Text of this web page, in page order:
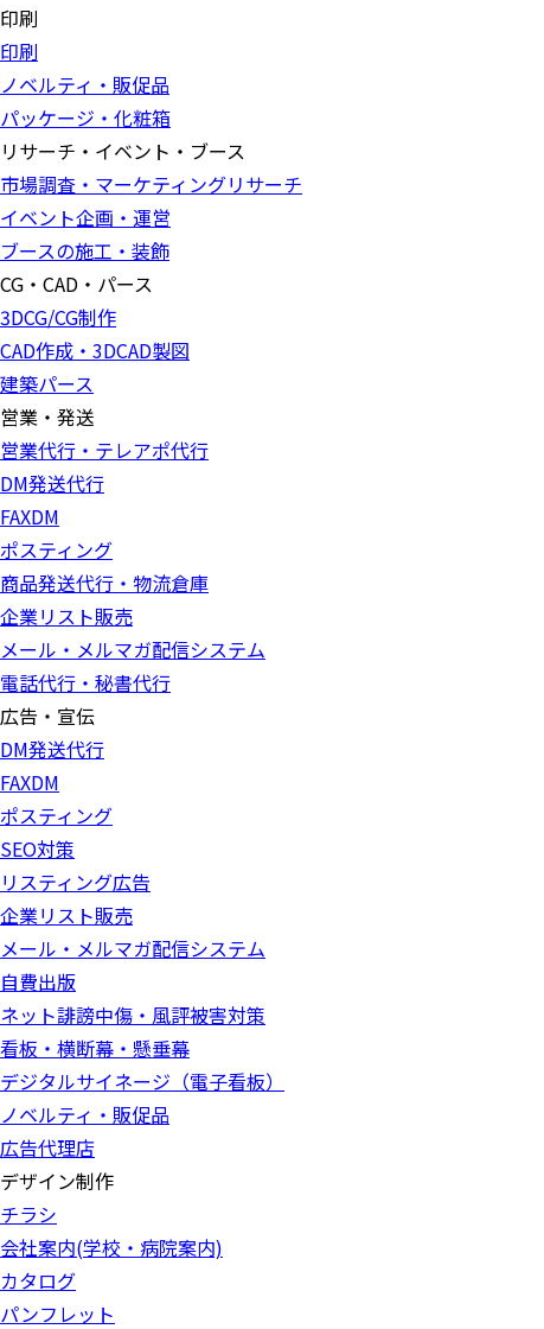
印刷
印刷
ノベルティ・販促品
パッケージ・化粧箱
リサーチ・イベント・ブース
市場調査・マーケティングリサーチ
イベント企画・運営
ブースの施工・装飾
CG・CAD・パース
3DCG/CG制作
CAD作成・3DCAD製図
建築パース
営業・発送
営業代行・テレアポ代行
DM発送代行
FAXDM
ポスティング
商品発送代行・物流倉庫
企業リスト販売
メール・メルマガ配信システム
電話代行・秘書代行
広告・宣伝
DM発送代行
FAXDM
ポスティング
SEO対策
リスティング広告
企業リスト販売
メール・メルマガ配信システム
自費出版
ネット誹謗中傷・風評被害対策
看板・横断幕・懸垂幕
デジタルサイネージ（電子看板）
ノベルティ・販促品
広告代理店
デザイン制作
チラシ
会社案内(学校・病院案内)
カタログ
パンフレット